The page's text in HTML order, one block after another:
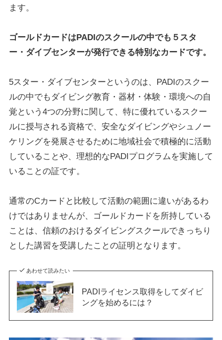
ます。
ゴールドカードはPADIのスクールの中でも５スタ
ー・ダイブセンターが発行できる特別なカードです。
5スター・ダイブセンターというのは、PADIのスクー
ルの中でもダイビング教育・器材・体験・環境への自
覚という4つの分野に関して、特に優れているスクー
ルに授与される資格で、安全なダイビングやシュノー
ケリングを発展させるために地域社会で積極的に活動
していることや、理想的なPADIプログラムを実施して
いることの証です。
通常のCカードと比較して活動の範囲に違いがあるわ
けではありませんが、ゴールドカードを所持している
ことは、信頼のおけるダイビングスクールできっちり
とした講習を受講したことの証明となります。
あわせて読みたい
PADIライセンス取得をしてダイビ
ングを始めるには？